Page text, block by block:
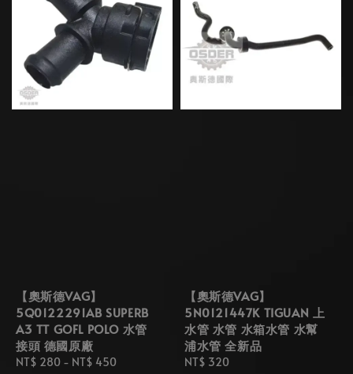
【奧斯德VAG】
5Q0122291AB SUPERB
A3 TT GOFL POLO 水管
接頭 德國原廠
Regular
NT$ 280 - NT$ 450
【奧斯德VAG】
5N0121447K TIGUAN 上
水管 水管 水箱水管 水幫
浦水管 全新品
Regular
NT$ 320